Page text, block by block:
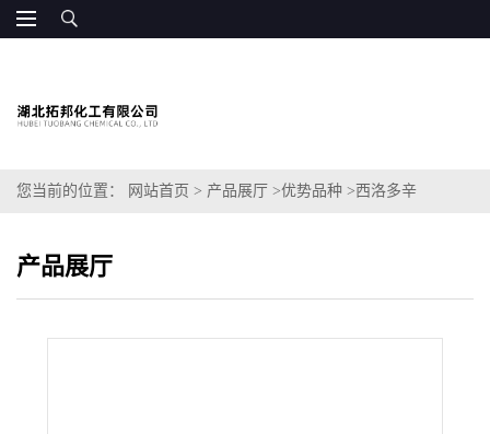
您当前的位置： 网站首页 > 产品展厅 >优势品种 >西洛多辛
产品展厅